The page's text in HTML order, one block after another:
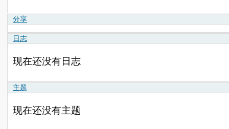
分享
日志
现在还没有日志
主题
现在还没有主题